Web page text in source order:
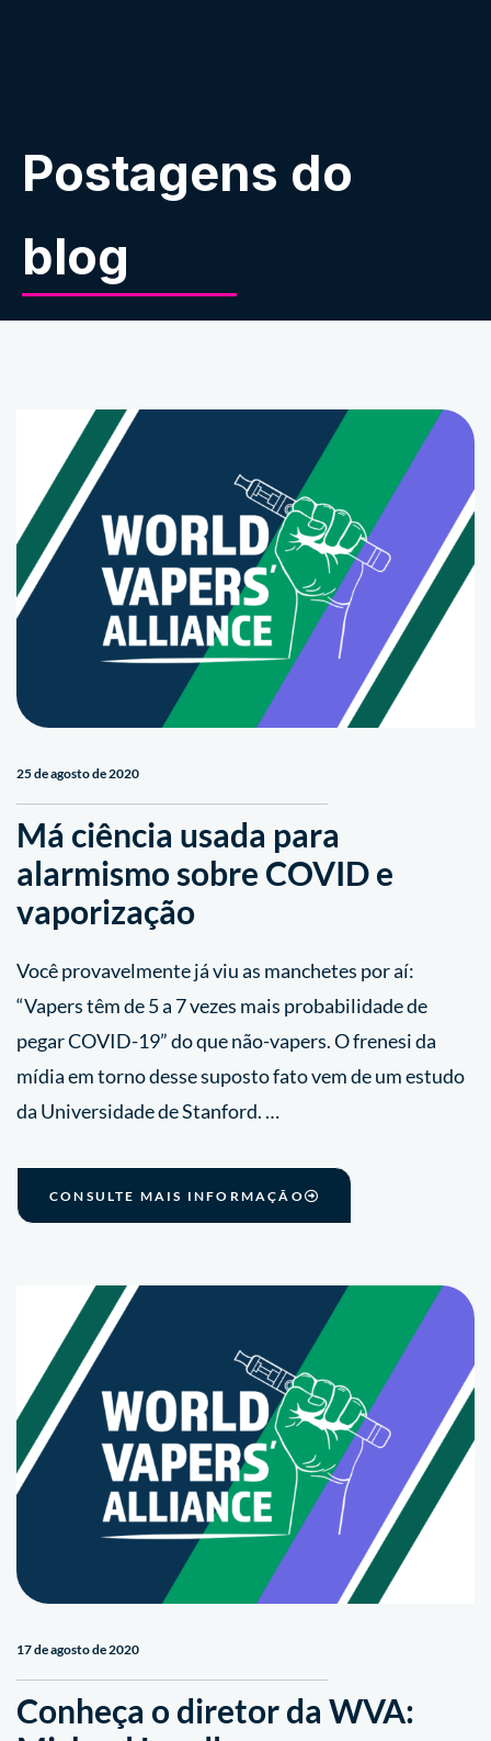
Postagens do
blog
25 de agosto de 2020
Má ciência usada para
alarmismo sobre COVID e
vaporização
Você provavelmente já viu as manchetes por aí:
“Vapers têm de 5 a 7 vezes mais probabilidade de
pegar COVID-19” do que não-vapers. O frenesi da
mídia em torno desse suposto fato vem de um estudo
da Universidade de Stanford. …
CONSULTE MAIS INFORMAÇÃO
17 de agosto de 2020
Conheça o diretor da WVA: